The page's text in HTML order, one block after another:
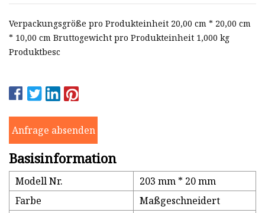
Verpackungsgröße pro Produkteinheit 20,00 cm * 20,00 cm
* 10,00 cm Bruttogewicht pro Produkteinheit 1,000 kg
Produktbesc
Anfrage absenden
Basisinformation
Modell Nr.
203 mm * 20 mm
Farbe
Maßgeschneidert